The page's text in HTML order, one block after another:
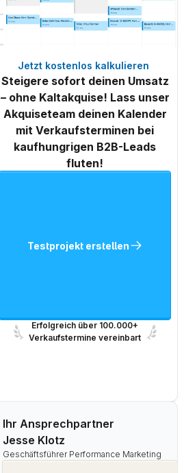
Jetzt kostenlos kalkulieren
Steigere sofort deinen Umsatz
– ohne Kaltakquise! Lass unser
Akquiseteam deinen Kalender
mit Verkaufsterminen bei
kaufhungrigen B2B-Leads
fluten!
Testprojekt erstellen
Erfolgreich über 100.000+
Verkaufstermine vereinbart
Ihr Ansprechpartner
Jesse Klotz
Geschäftsführer Performance Marketing